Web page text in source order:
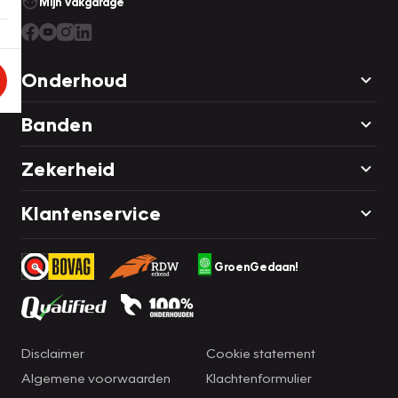
Onderhoud
Banden
Zekerheid
Klantenservice
GroenGedaan!
Disclaimer
Algemene voorwaarden
Cookie statement
Klachtenformulier